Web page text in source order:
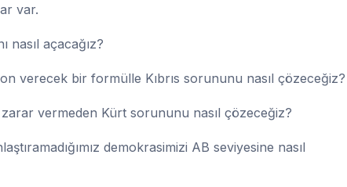
var.
nasıl açacağız?
verecek bir formülle Kıbrıs sorununu nasıl çözeceğiz?
vermeden Kürt sorununu nasıl çözeceğiz?
demokrasimizi AB seviyesine nasıl